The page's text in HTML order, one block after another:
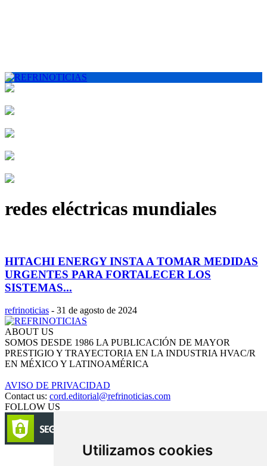
Utilizamos cookies
redes eléctricas mundiales
HITACHI ENERGY INSTA A TOMAR MEDIDAS
URGENTES PARA FORTALECER LOS
SISTEMAS...
refrinoticias - 31 de agosto de 2024
ABOUT US
SOMOS DESDE 1986 LA PUBLICACIÓN DE MAYOR
PRESTIGIO Y TRAYECTORIA EN LA INDUSTRIA HVAC/R
EN MÉXICO Y LATINOAMÉRICA
AVISO DE PRIVACIDAD
Contact us: cord.editorial@refrinoticias.com
FOLLOW US